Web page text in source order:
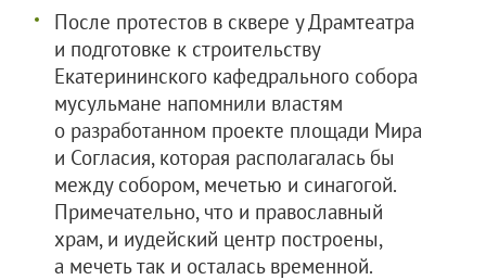
После протестов в сквере у Драмтеатра
и подготовке к строительству
Екатерининского кафедрального собора
мусульмане напомнили властям
о разработанном проекте площади Мира
и Согласия, которая располагалась бы
между собором, мечетью и синагогой.
Примечательно, что и православный
храм, и иудейский центр построены,
а мечеть так и осталась временной.